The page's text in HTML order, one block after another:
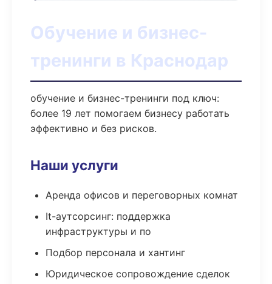
Обучение и бизнес-
тренинги в Краснодар
обучение и бизнес-тренинги под ключ:
более 19 лет помогаем бизнесу работать
эффективно и без рисков.
Наши услуги
Аренда офисов и переговорных комнат
It-аутсорсинг: поддержка
инфраструктуры и по
Подбор персонала и хантинг
Юридическое сопровождение сделок